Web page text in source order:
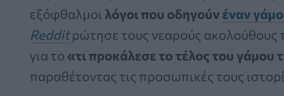
εξόφθαλμοι λόγοι που οδηγούν έναν
Redditρώτησε τους νεαρούς ακολούθους
για το «τι προκάλεσε το τέλος του γάμου
παραθέτοντας τις προσωπικές τους